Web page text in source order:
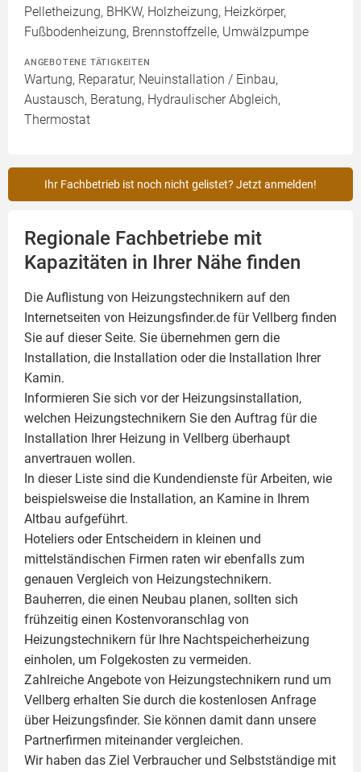
Pelletheizung, BHKW, Holzheizung, Heizkörper,
Fußbodenheizung, Brennstoffzelle, Umwälzpumpe
ANGEBOTENE TÄTIGKEITEN
Wartung, Reparatur, Neuinstallation / Einbau,
Austausch, Beratung, Hydraulischer Abgleich,
Thermostat
Ihr Fachbetrieb ist noch nicht gelistet? Jetzt anmelden!
Regionale Fachbetriebe mit
Kapazitäten in Ihrer Nähe finden
Die Auflistung von Heizungstechnikern auf den
Internetseiten von Heizungsfinder.de für Vellberg finden
Sie auf dieser Seite. Sie übernehmen gern die
Installation, die Installation oder die Installation Ihrer
Kamin.
Informieren Sie sich vor der Heizungsinstallation,
welchen Heizungstechnikern Sie den Auftrag für die
Installation Ihrer Heizung in Vellberg überhaupt
anvertrauen wollen.
In dieser Liste sind die Kundendienste für Arbeiten, wie
beispielsweise die Installation, an Kamine in Ihrem
Altbau aufgeführt.
Hoteliers oder Entscheidern in kleinen und
mittelständischen Firmen raten wir ebenfalls zum
genauen Vergleich von Heizungstechnikern.
Bauherren, die einen Neubau planen, sollten sich
frühzeitig einen Kostenvoranschlag von
Heizungstechnikern für Ihre Nachtspeicherheizung
einholen, um Folgekosten zu vermeiden.
Zahlreiche Angebote von Heizungstechnikern rund um
Vellberg erhalten Sie durch die kostenlosen Anfrage
über Heizungsfinder. Sie können damit dann unsere
Partnerfirmen miteinander vergleichen.
Wir haben das Ziel Verbraucher und Selbstständige mit